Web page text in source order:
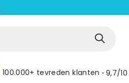
100.000+ tevreden klanten 9,7/10